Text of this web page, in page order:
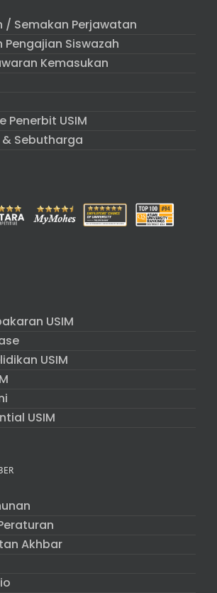
/ Semakan Perjawatan
Pengajian Siswazah
Kemasukan
Penerbit USIM
Sebutharga
USIM
USIM
USIM
Akhbar